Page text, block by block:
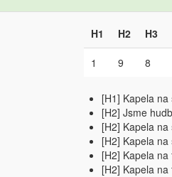
H1 H2 H3
1 9 8
[H1] Kapela
[H2] Jsme
[H2] Kapela
[H2] Kapela
[H2] Kapela
[H2] Kapela